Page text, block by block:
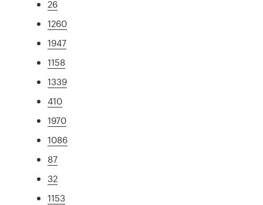
26
1260
1947
1158
1339
410
1970
1086
87
32
1153